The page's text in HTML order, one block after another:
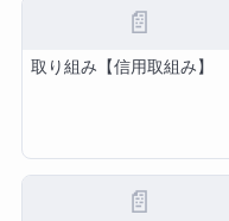
📄
取り組み【信用取組み】
📄